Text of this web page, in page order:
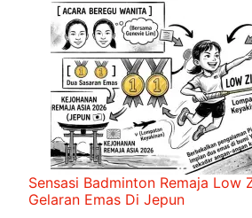
Sensasi Badminton Remaja Low
Gelaran Emas Di Jepun